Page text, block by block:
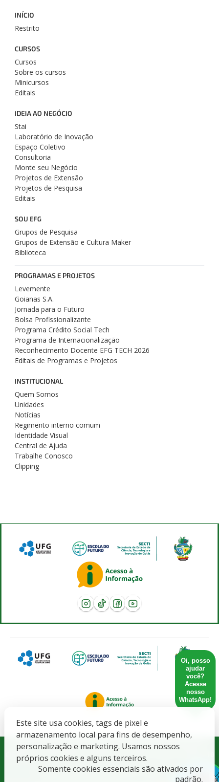
Oi, posso
ajudar
você?
Acesse
nosso
WhatsApp!
Este site usa cookies, tags de pixel e
armazenamento local para fins de desempenho,
personalização e marketing. Usamos nossos
próprios cookies e alguns terceiros.
Somente cookies essenciais são ativados por
padrão.
INÍCIO
Restrito
CURSOS
Cursos
Sobre os cursos
Minicursos
Editais
IDEIA AO NEGÓCIO
Stai
Laboratório de Inovação
Espaço Coletivo
Consultoria
Monte seu Negócio
Projetos de Extensão
Projetos de Pesquisa
Editais
SOU EFG
Grupos de Pesquisa
Grupos de Extensão e Cultura Maker
Biblioteca
PROGRAMAS E PROJETOS
Levemente
Goianas S.A.
Jornada para o Futuro
Bolsa Profissionalizante
Programa Crédito Social Tech
Programa de Internacionalização
Reconhecimento Docente EFG TECH 2026
Editais de Programas e Projetos
INSTITUCIONAL
Quem Somos
Unidades
Notícias
Regimento interno comum
Identidade Visual
Central de Ajuda
Trabalhe Conosco
Clipping
Governo do Estado de Goiás. SECRETARIA DE ESTADO DE
CIENCIA, TECNOLOGIA E INOVACAO - CNPJ: 21.652.711/0001-10
Todos direitos Reservados CETT/UFG - 2025.